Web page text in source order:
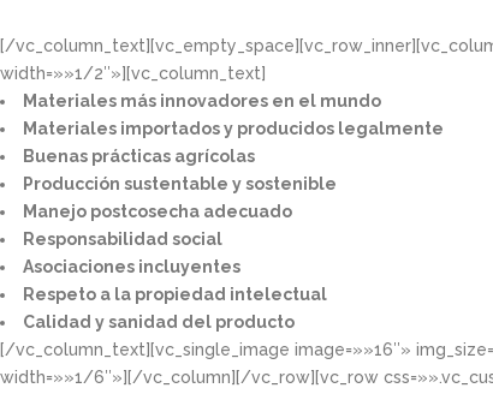
[/
width=»»1/2″»][vc_column_text]
Materiales más innovadores en el mundo​
Materiales importados y producidos legalmente​
Buenas prácticas agrícolas​
Producción sustentable y sostenible​
Manejo postcosecha adecuado​
Responsabilidad social​
Asociaciones incluyentes​
Respeto a la propiedad intelectual​​
Calidad y sanidad del producto​
[/vc_column_text][vc_single_image image=»»16″»
width=»»1/6″»][/vc_column][/vc_row][vc_row